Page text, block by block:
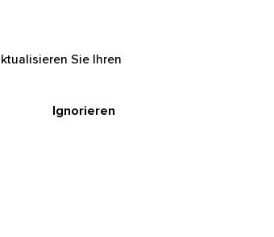
Sie Ihren
Ignorieren